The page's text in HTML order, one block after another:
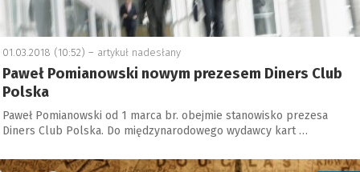
01.03.2018 (10:52) – artykuł nadesłany
Paweł Pomianowski nowym prezesem Diners Club
Polska
Paweł Pomianowski od 1 marca br. obejmie stanowisko prezesa
Diners Club Polska. Do międzynarodowego wydawcy kart …